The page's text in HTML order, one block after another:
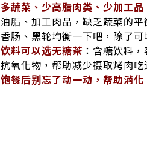
多蔬菜、少高脂肉类、少加工品
油脂、加工肉品，缺乏蔬菜的
香肠、黑轮均衡一下吧，除了
饮料可以选无糖茶 ：含糖饮料
抗氧化物，帮助减少摄取烤肉
饱餐后别忘了动一动，帮助消化